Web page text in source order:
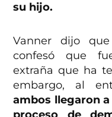
su hijo.
Vanner dijo
confesó que
extraña que ha
embargo, al
ambos llegaron